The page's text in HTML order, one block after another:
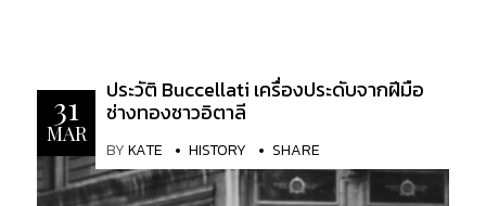
31
MAR
ประวัติ Buccellati เครื่องประดับจากฝีมือ
ช่างทองชาวอิตาลี
BYKATE HISTORY SHARE